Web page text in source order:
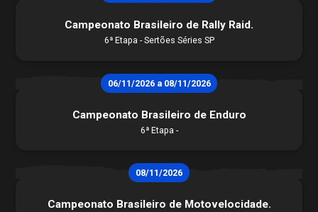
Campeonato Brasileiro de Rally Raid.
6ª Etapa - Sertões Séries SP
06/11/2026 a 08/11/2026
Campeonato Brasileiro de Enduro
6ª Etapa -
08/11/2026
Campeonato Brasileiro de Motovelocidade.